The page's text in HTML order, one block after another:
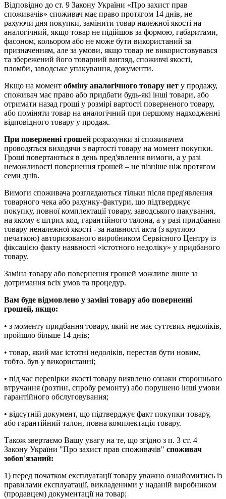
Відповідно до ст. 9 Закону України «Про захист прав
споживачів» споживач має право протягом 14 днів, не
рахуючи дня покупки, замінити товар належної якості на
аналогічний, якщо товар не підійшов за формою, габаритами,
фасоном, кольором або не може бути використаний за
призначенням, але за умови, якщо товар не використовувався
та збережений його товарний вигляд, споживчі якості,
пломби, заводське упакування, документи.
Якщо на момент обміну аналогічного товару нет у продажу,
споживач має право або придбати будь-які інші товари, або
отримати назад гроші у розмірі вартості поверненого товару,
або поміняти товар на аналогічний при першому надходженні
відповідного товару у продаж.
При поверненні грошей розрахунки зі споживачем
проводяться виходячи з вартості товару на момент покупки.
Гроші повертаються в день пред'явлення вимоги, а у разі
неможливості повернення грошей – не пізніше ніж протягом
семи днів.
Вимоги споживача розглядаються тільки після пред'явлення
товарного чека або рахунку-фактури, що підтверджує
покупку, повної комплектації товару, заводського пакування,
на якому є штрих код, гарантійного талона, а у разі придбання
товару неналежної якості - за наявності акта (з круглою
печаткою) авторизованого виробником Сервісного Центру із
фіксацією факту наявності «істотного недоліку» у придбаного
товару.
Заміна товару або повернення грошей можливе лише за
дотримання всіх умов та процедур.
Вам буде відмовлено у заміні товару або поверненні
грошей, якщо:
• з моменту придбання товару, який не має суттєвих недоліків,
пройшло більше 14 днів;
• товар, який має істотні недоліків, перестав бути новим,
тобто. був у використанні;
• під час перевірки якості товару виявлено ознаки стороннього
втручання (розтин, спробу ремонту) або порушено інші умови
гарантійного обслуговування;
• відсутній документ, що підтверджує факт покупки товару,
або гарантійний талон, повна комплектація товару.
Також звертаємо Вашу увагу на те, що згідно з п. 3 ст. 4
Закону України "Про захист прав споживачів" споживач
зобов'язаний:
1) перед початком експлуатації товару уважно ознайомитись із
правилами експлуатації, викладеними у наданій виробником
(продавцем) документації на товар;